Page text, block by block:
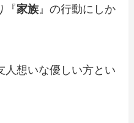
『家族』の行動にしか
人想いな優しい方とい